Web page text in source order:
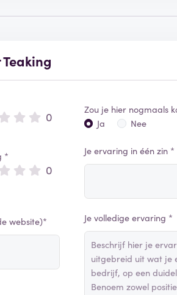
0
*
0
website)*
Zou je hier nogmaals
Ja
Nee
Je ervaring in één zin *
Je volledige ervaring *